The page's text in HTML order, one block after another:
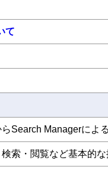
て
Search Managerによ
索・閲覧など基本的